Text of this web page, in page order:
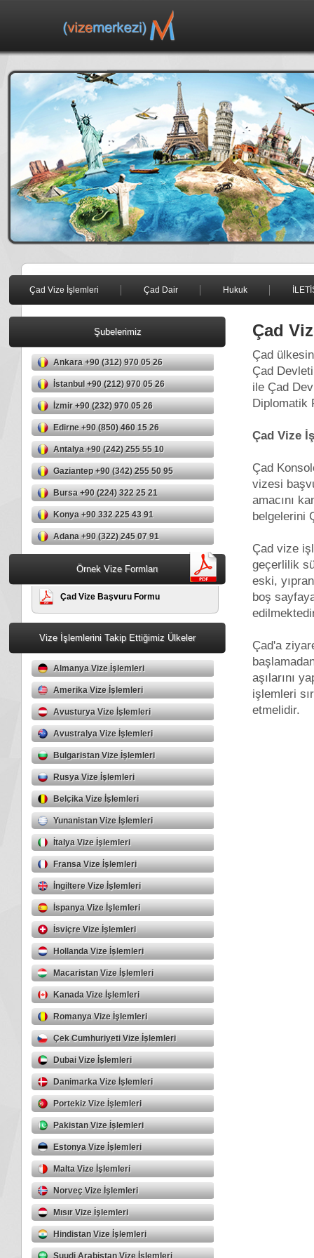
Çad Vize İşlemleri Çad Dair Hukuk
Şubelerimiz
Ankara +90 (312) 970 05 26
İstanbul +90 (212) 970 05 26
İzmir +90 (232) 970 05 26
Edirne +90 (850) 460 15 26
Antalya +90 (242) 255 55 10
Gaziantep +90 (342) 255 50 95
Bursa +90 (224) 322 25 21
Konya +90 332 225 43 91
Adana +90 (322) 245 07 91
Örnek Vize Formları
Çad Vize Başvuru Formu
Vize İşlemlerini Takip Ettiğimiz Ülkeler
Almanya Vize İşlemleri
Amerika Vize İşlemleri
Avusturya Vize İşlemleri
Avustralya Vize İşlemleri
Bulgaristan Vize İşlemleri
Rusya Vize İşlemleri
Belçika Vize İşlemleri
Yunanistan Vize İşlemleri
İtalya Vize İşlemleri
Fransa Vize İşlemleri
İngiltere Vize İşlemleri
İspanya Vize İşlemleri
İsviçre Vize İşlemleri
Hollanda Vize İşlemleri
Macaristan Vize İşlemleri
Kanada Vize İşlemleri
Romanya Vize İşlemleri
Çek Cumhuriyeti Vize İşlemleri
Dubai Vize İşlemleri
Danimarka Vize İşlemleri
Portekiz Vize İşlemleri
Pakistan Vize İşlemleri
Estonya Vize İşlemleri
Malta Vize İşlemleri
Norveç Vize İşlemleri
Mısır Vize İşlemleri
Hindistan Vize İşlemleri
Suudi Arabistan Vize İşlemleri
Çad
Çad
Çad
ile Çad
Diplomatik
Çad Vize
Çad
vizesi
amacını
belgelerini
Çad vize
geçerlilik
eski,
boş
Çad'a
aşılarını
işlemleri
etmelidir.